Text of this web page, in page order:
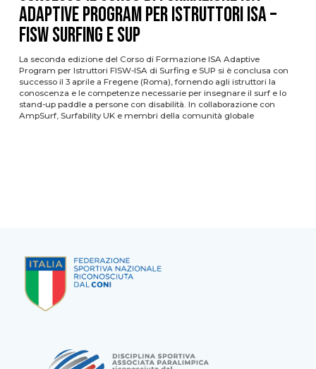
Adaptive Program per Istruttori ISA –
FISW Surfing e SUP
La seconda edizione del Corso di Formazione ISA Adaptive
Program per Istruttori FISW-ISA di Surfing e SUP si è conclusa con
successo il 3 aprile a Fregene (Roma), fornendo agli istruttori la
conoscenza e le competenze necessarie per insegnare il surf e lo
stand-up paddle a persone con disabilità. In collaborazione con
AmpSurf, Surfability UK e membri della comunità globale